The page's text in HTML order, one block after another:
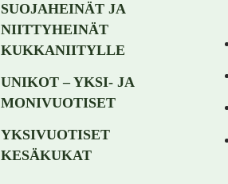
SUOJAHEINÄT JA
NIITTYHEINÄT
KUKKANIITYLLE
UNIKOT – YKSI- JA
MONIVUOTISET
YKSIVUOTISET
KESÄKUKAT